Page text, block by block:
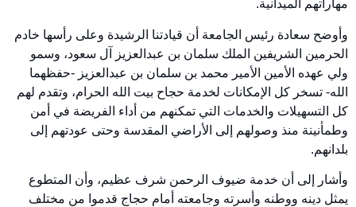
مهاراتهم الميدانية.
وأوضح سعادة رئيس الجامعة أن قيادتنا الرشيدة وعلى رأسها خادم
الحرمين الشريفين الملك سلمان بن عبدالعزيز آل سعود، وسمو
ولي عهده الأمين الأمير محمد بن سلمان بن عبدالعزيز -حفظهما
الله- تسخر كل الإمكانات لخدمة حجاح بيت الله الحرام، وتقدم لهم
كل التسهيلات والخدمات التي تمكنهم من أداء الفريضة في أمن
وطمأنينة منذ وصولهم إلى الأراضي المقدسة وحتى عودتهم إلى
بلدانهم.
وأشار إلى أن خدمة ضيوف الرحمن شرف عظيم، وأن المتطوع
يمثل دينه ووطنه وأسرته وجامعته أمام حجاج قدموا من مختلف